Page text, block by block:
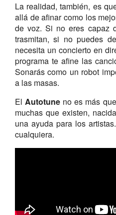
La realidad, también, es
allá de afinar como los
de voz. Si no eres capaz
trasmitan, si no puedes
necesita un concierto en
programa te afine las
Sonarás como un robot
a las masas.
ElAutotune no es más
muchas que existen,
una ayuda para los
cualquiera.